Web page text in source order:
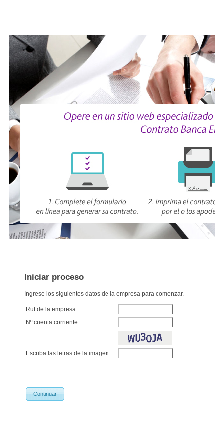
Iniciar proceso
Ingrese los siguientes datos de la empresa para comenzar.
Rut de la empresa
Nº cuenta corriente
Escriba las letras de la imagen
Continuar